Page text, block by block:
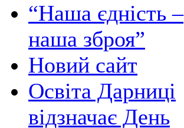
“Наша єдність –
наша зброя”
Новий сайт
Освіта Дарниці
відзначає День